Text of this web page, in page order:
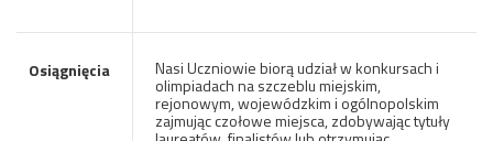
Osiągnięcia Nasi Uczniowie biorą udział w konkursach i
olimpiadach na szczeblu miejskim,
rejonowym, wojewódzkim i ogólnopolskim
zajmując czołowe miejsca, zdobywając tytuły